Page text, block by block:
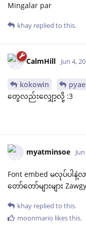
Mingalar par
khay replied to this.
CalmHill Jun 4,
kokowin
တွေလည်းလျှော့လို့ :3
myatminsoe
Font embed မလုပ်ပါနဲ့
တော်တော်များများ
khay replied to this.
moonmario likes this.